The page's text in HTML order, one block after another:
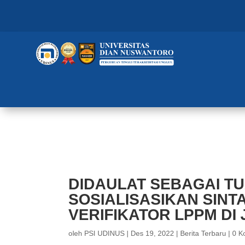
DIDAULAT SEBAGAI
SOSIALISASIKAN
VERIFIKATOR LPPM DI
oleh PSI UDINUS | Des 19, 2022 | Berita Terbaru |0